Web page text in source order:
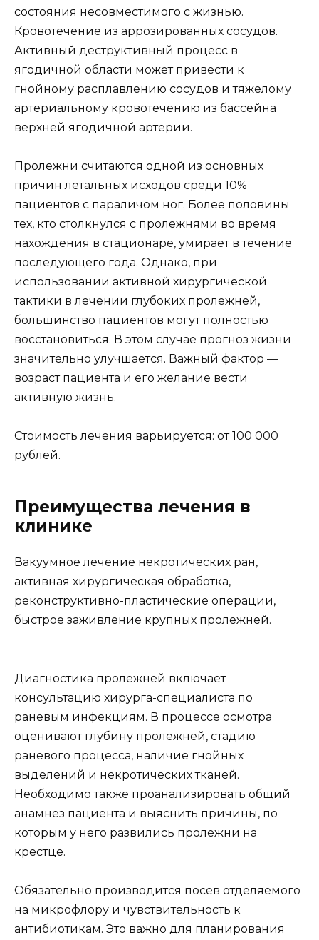
состояния несовместимого с жизнью.
Кровотечение из аррозированных сосудов.
Активный деструктивный процесс в
ягодичной области может привести к
гнойному расплавлению сосудов и тяжелому
артериальному кровотечению из бассейна
верхней ягодичной артерии.
Пролежни считаются одной из основных
причин летальных исходов среди 10%
пациентов с параличом ног. Более половины
тех, кто столкнулся с пролежнями во время
нахождения в стационаре, умирает в течение
последующего года. Однако, при
использовании активной хирургической
тактики в лечении глубоких пролежней,
большинство пациентов могут полностью
восстановиться. В этом случае прогноз жизни
значительно улучшается. Важный фактор —
возраст пациента и его желание вести
активную жизнь.
Стоимость лечения варьируется: от 100 000
рублей.
Преимущества лечения в
клинике
Вакуумное лечение некротических ран,
активная хирургическая обработка,
реконструктивно-пластические операции,
быстрое заживление крупных пролежней.
Диагностика пролежней включает
консультацию хирурга-специалиста по
раневым инфекциям. В процессе осмотра
оценивают глубину пролежней, стадию
раневого процесса, наличие гнойных
выделений и некротических тканей.
Необходимо также проанализировать общий
анамнез пациента и выяснить причины, по
которым у него развились пролежни на
крестце.
Обязательно производится посев отделяемого
на микрофлору и чувствительность к
антибиотикам. Это важно для планирования